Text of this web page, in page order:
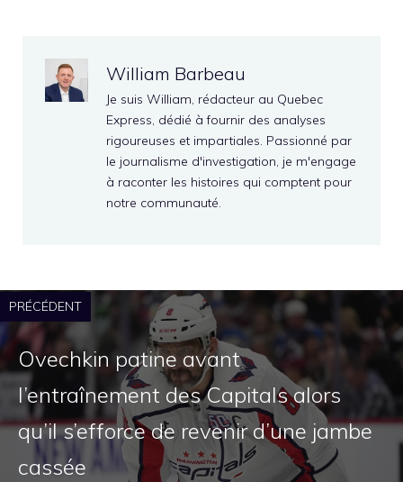
William Barbeau
Je suis William, rédacteur au Quebec
Express, dédié à fournir des analyses
rigoureuses et impartiales. Passionné par
le journalisme d'investigation, je m'engage
à raconter les histoires qui comptent pour
notre communauté.
PRÉCÉDENT
Ovechkin patine avant
l’entraînement des Capitals alors
qu’il s’efforce de revenir d’une jambe
cassée